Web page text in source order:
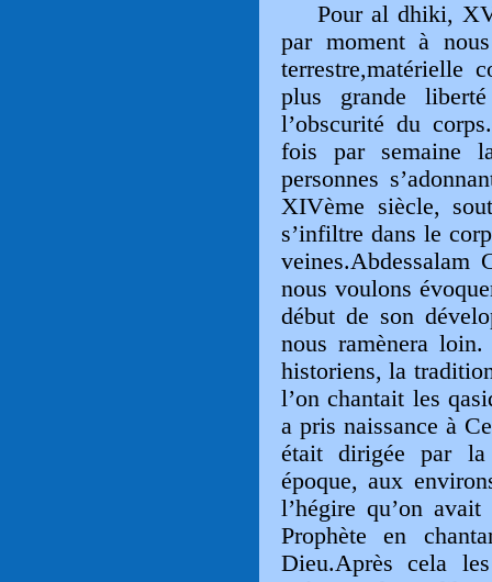
Pour al dhiki, XV
par moment à
terrestre,matérielle
plus grande
l’obscurité du corps.
fois par semaine
personnes
XIVème siècle,
s’infiltre dans le
nous voulons
début de son
nous ramènera
historiens, la
l’on chantait les
a pris naissance à
était dirigée par
époque, aux
l’hégire qu’on
Prophète en
Dieu.Après cela